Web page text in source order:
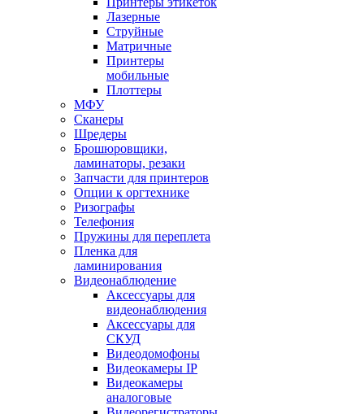
Лазерные
Струйные
Матричные
Принтеры
мобильные
Плоттеры
МФУ
Сканеры
Шредеры
Брошюровщики,
ламинаторы, резаки
Запчасти для принтеров
Опции к оргтехнике
Ризографы
Телефония
Пружины для переплета
Пленка для
ламинирования
Видеонаблюдение
Аксессуары для
видеонаблюдения
Аксессуары для
СКУД
Видеодомофоны
Видеокамеры IP
Видеокамеры
аналоговые